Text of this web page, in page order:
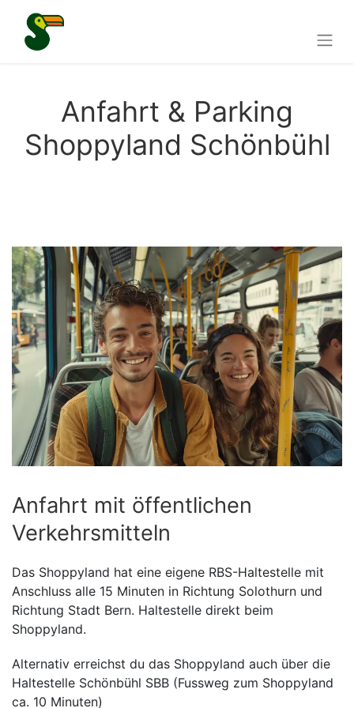
Anfahrt & Parking
Shoppyland Schönbühl
Anfahrt mit öffentlichen
Verkehrsmitteln
Das Shoppyland hat eine eigene RBS-Haltestelle mit
Anschluss alle 15 Minuten in Richtung Solothurn und
Richtung Stadt Bern. Haltestelle direkt beim
Shoppyland.
Alternativ erreichst du das Shoppyland auch über die
Haltestelle Schönbühl SBB (Fussweg zum Shoppyland
ca. 10 Minuten)